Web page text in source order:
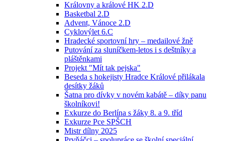
Královny a králové HK 2.D
Basketbal 2.D
Advent, Vánoce 2.D
Cyklovýlet 6.C
Hradecké sportovní hry – medailové žně
Putování za sluníčkem-letos i s deštníky a
pláštěnkami
Projekt "Mít tak pejska"
Beseda s hokejisty Hradce Králové přilákala
desítky žáků
Šatna pro dívky v novém kabátě – díky panu
školníkovi!
Exkurze do Berlína s žáky 8. a 9. tříd
Exkurze Pce SPŠCH
Mistr dílny 2025